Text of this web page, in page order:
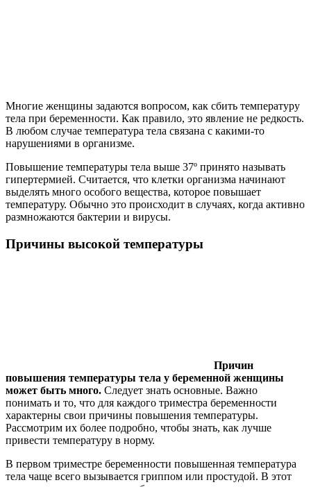
Многие женщины задаются вопросом, как сбить температуру
тела при беременности. Как правило, это явление не редкость.
В любом случае температура тела связана с какими-то
нарушениями в организме.
Повышение температуры тела выше 37º принято называть
гипертермией. Считается, что клетки организма начинают
выделять много особого вещества, которое повышает
температуру. Обычно это происходит в случаях, когда активно
размножаются бактерии и вирусы.
Причины высокой температуры
Причин
повышения температуры тела у беременной женщины
может быть много. Следует знать основные. Важно
понимать и то, что для каждого триместра беременности
характерны свои причины повышения температуры.
Рассмотрим их более подробно, чтобы знать, как лучше
привести температуру в норму.
В первом триместре беременности повышенная температура
тела чаще всего вызывается гриппом или простудой. В этот